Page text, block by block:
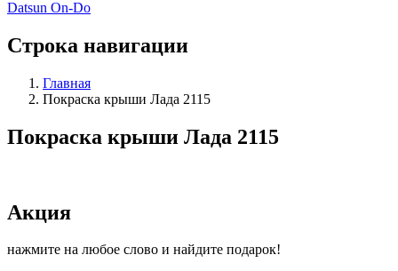
Datsun On-Do
Строка навигации
Главная
Покраска крыши Лада 2115
Покраска крыши Лада 2115
Акция
нажмите на любое слово и найдите подарок!